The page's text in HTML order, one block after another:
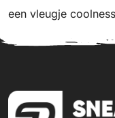
een vleugje